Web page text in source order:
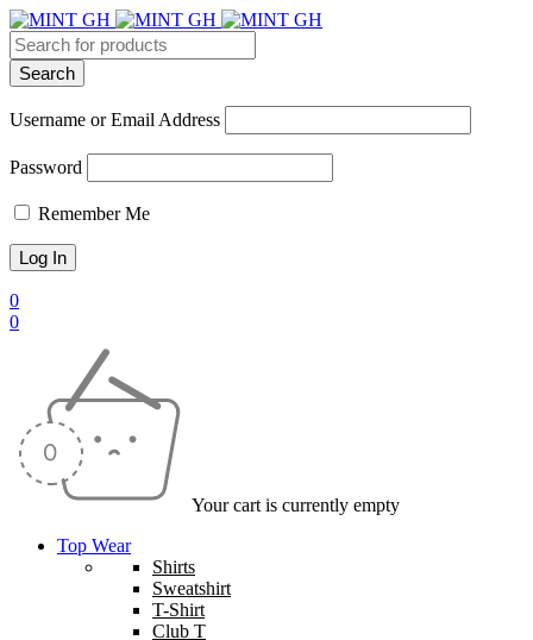
Username or Email Address
Password
Remember Me
0
0
Your cart is currently empty
Top Wear
Shirts
Sweatshirt
T-Shirt
Club T